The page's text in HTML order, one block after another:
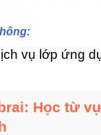
vụ lớp ứng
Học từ